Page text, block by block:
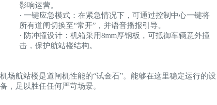
影响运营。
· 一键应急模式：在紧急情况下，可通过控制中心一键将
所有道闸切换至“常开”，并语音播报引导。
· 防冲撞设计：机箱采用8mm厚钢板，可抵御车辆意外撞
击，保护航站楼结构。
机场航站楼是道闸机性能的“试金石”。能够在这里稳定运行的设
备，足以胜任任何严苛场景。